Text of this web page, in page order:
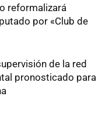
reformalizará
por «Club de
de la red
pronosticado para